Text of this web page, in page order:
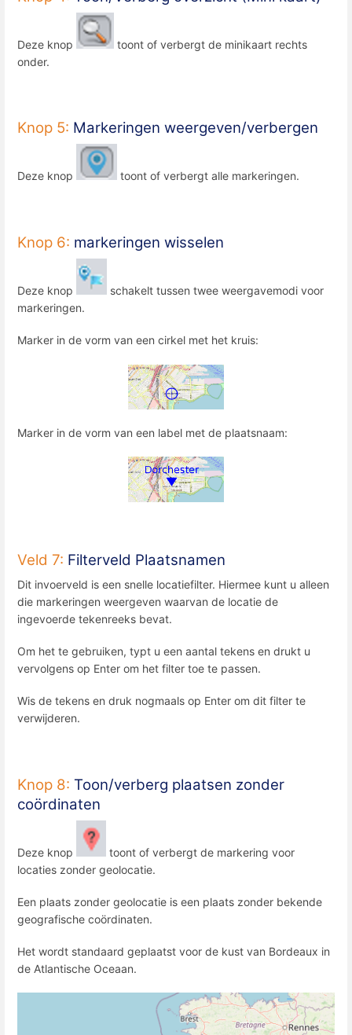
Deze knop
toont of verbergt de minikaart rechts
onder.
Knop 5: Markeringen weergeven/verbergen
Deze knop toont of verbergt alle markeringen.
Knop 6: markeringen wisselen
Deze knop
schakelt tussen twee weergavemodi voor
markeringen.
Marker in de vorm van een cirkel met het kruis:
Marker in de vorm van een label met de plaatsnaam:
Veld 7: Filterveld Plaatsnamen
Dit invoerveld is een snelle locatiefilter. Hiermee kunt u alleen
die markeringen weergeven waarvan de locatie de
ingevoerde tekenreeks bevat.
Om het te gebruiken, typt u een aantal tekens en drukt u
vervolgens op Enter om het filter toe te passen.
Wis de tekens en druk nogmaals op Enter om dit filter te
verwijderen.
Knop 8: Toon/verberg plaatsen zonder
coördinaten
Deze knop
toont of verbergt de markering voor
locaties zonder geolocatie.
Een plaats zonder geolocatie is een plaats zonder bekende
geografische coördinaten.
Het wordt standaard geplaatst voor de kust van Bordeaux in
de Atlantische Oceaan.